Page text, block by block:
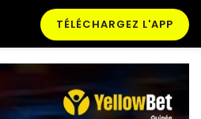
TÉLÉCHARGEZ L'APP